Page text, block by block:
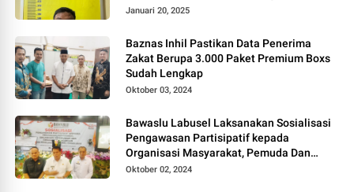
Januari 20, 2025
Baznas Inhil Pastikan Data Penerima
Zakat Berupa 3.000 Paket Premium Boxs
Sudah Lengkap
Oktober 03, 2024
Bawaslu Labusel Laksanakan Sosialisasi
Pengawasan Partisipatif kepada
Organisasi Masyarakat, Pemuda Dan
Agama Pada pilkada Serentak 2024
Oktober 02, 2024